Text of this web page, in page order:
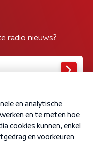
radio nieuws?